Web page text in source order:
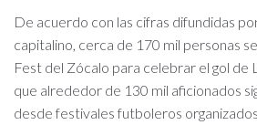
De acuerdo con las cifras difundidas
capitalino, cerca de 170 mil personas
Fest del Zócalo para celebrar el gol de
que alrededor de 130 mil aficionados
desde festivales futboleros